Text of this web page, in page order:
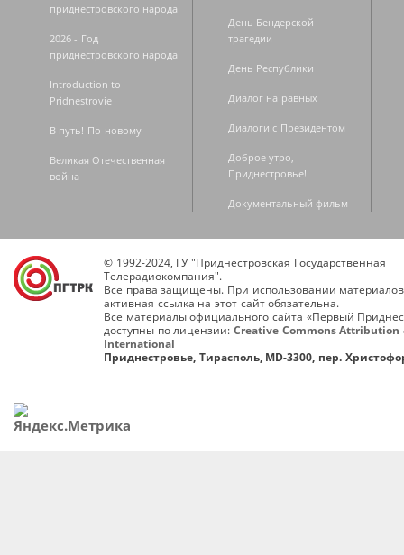
приднестровского народа
2026 - Год
приднестровского народа
Introduction to
Pridnestrovie
В путь! По-новому
Великая Отечественная
война
День Бендерской
трагедии
День Республики
Диалог на равных
Диалоги с Президентом
Доброе утро,
Приднестровье!
Документальный фильм
© 1992-2024, ГУ "Приднестровская Государственная
Телерадиокомпания".
Все права защищены. При использовании
активная ссылка на этот сайт обязательна.
Все материалы официального сайта «Первый
доступны по лицензии: Creative Commons Attribution
International
Приднестровье, Тирасполь, MD-3300, пер.